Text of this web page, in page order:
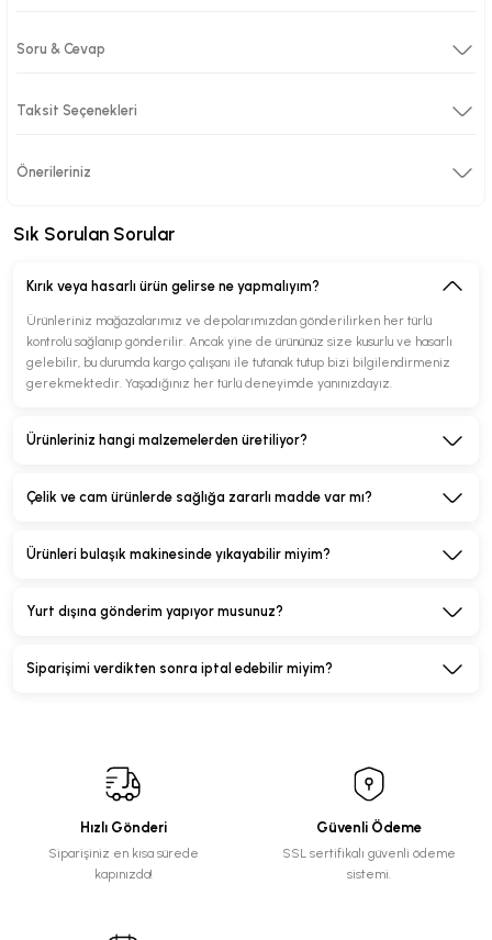
Soru & Cevap
Taksit Seçenekleri
Önerileriniz
Sık Sorulan Sorular
Kırık veya hasarlı ürün gelirse ne yapmalıyım?
Ürünleriniz mağazalarımız ve depolarımızdan gönderilirken her türlü
kontrolü sağlanıp gönderilir. Ancak yine de ürününüz size kusurlu ve hasarlı
gelebilir, bu durumda kargo çalışanı ile tutanak tutup bizi bilgilendirmeniz
gerekmektedir. Yaşadığınız her türlü deneyimde yanınızdayız.
Ürünleriniz hangi malzemelerden üretiliyor?
Çelik ve cam ürünlerde sağlığa zararlı madde var mı?
Ürünleri bulaşık makinesinde yıkayabilir miyim?
Yurt dışına gönderim yapıyor musunuz?
Siparişimi verdikten sonra iptal edebilir miyim?
Hızlı Gönderi
Siparişiniz en kısa sürede
kapınızda!
Güvenli Ödeme
SSL sertifikalı güvenli ödeme
sistemi.